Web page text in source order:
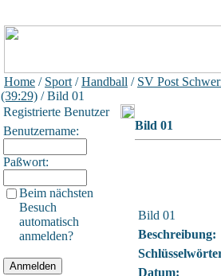
Home / Sport /Handball / SV Post
(39:29) / Bild 01
Registrierte Benutzer
Benutzername:
Paßwort:
Beim nächsten
Besuch
automatisch
anmelden?
Bild 01
Bild 01
Beschreibung:
Datum: